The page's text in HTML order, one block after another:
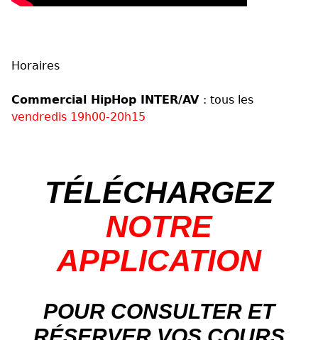
Horaires
Commercial HipHop INTER/AV : tous les
vendredis 19h00-20h15
TÉLÉCHARGEZ
NOTRE
APPLICATION
POUR CONSULTER ET